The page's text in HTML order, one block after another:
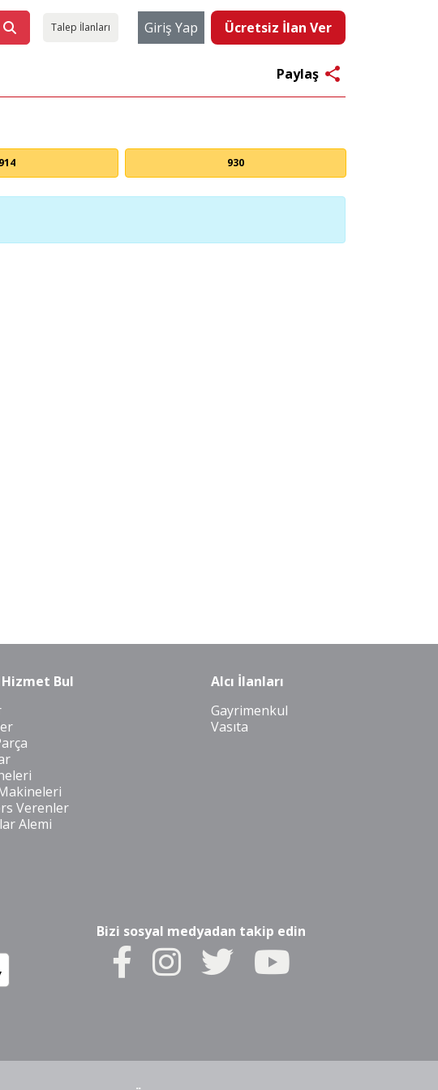
Talep İlanları Giriş Yap Ücretsiz İlan Ver
Paylaş share
914 930
Bul
Verenler
Alemi
Alcı İlanları
Gayrimenkul
Vasıta
Bizi sosyal medyadan takip edin